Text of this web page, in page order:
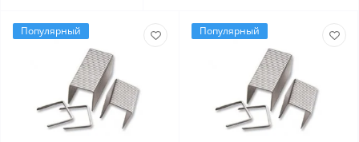
Популярный Популярный